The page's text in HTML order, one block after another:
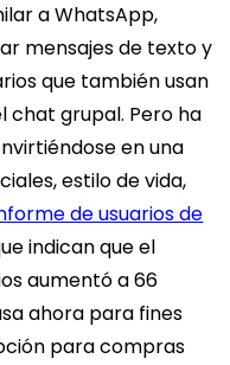
a WhatsApp,
mensajes de texto y
que también usan
chat grupal. Pero ha
en una
estilo de vida,
de usuarios de
indican que el
aumentó a 66
ahora para fines
para compras